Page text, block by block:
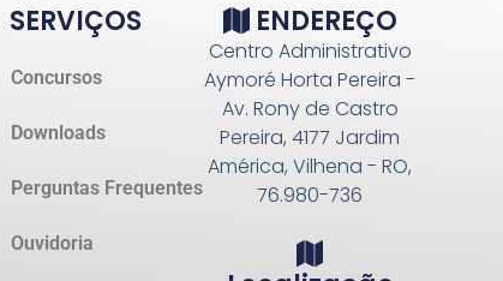
Concursos
Downloads
Perguntas Frequentes
Ouvidoria
SERVIÇOS ENDEREÇO
Centro Administrativo
Aymoré Horta Pereira -
Av. Rony de Castro
Pereira, 4177 Jardim
América, Vilhena - RO,
76.980-736